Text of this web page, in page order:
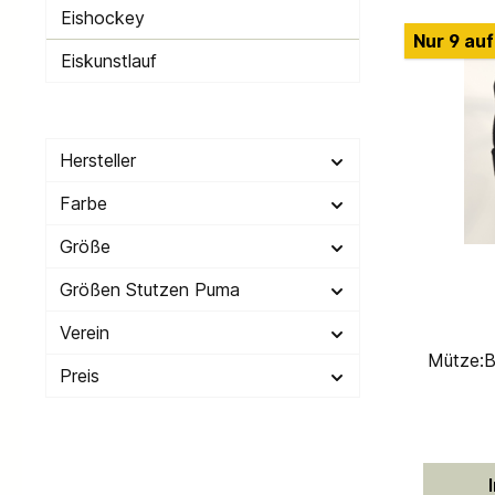
Eishockey
Eiskunstlauf
Hersteller
Farbe
Größe
Größen Stutzen Puma
Verein
Preis
Nur 9